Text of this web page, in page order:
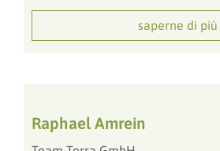
saperne di più
Raphael Amrein